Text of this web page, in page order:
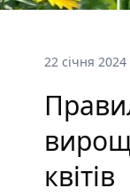
22 січня 2024
квітів